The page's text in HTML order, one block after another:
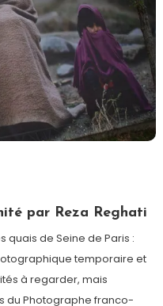
par Reza Reghati
quais de Seine de Paris :
temporaire et
à regarder, mais
du Photographe franco-